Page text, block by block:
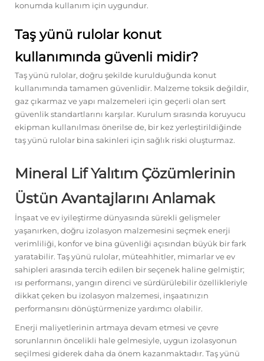
konumda kullanım için uygundur.
Taş yünü rulolar konut
kullanımında güvenli midir?
Taş yünü rulolar, doğru şekilde kurulduğunda konut
kullanımında tamamen güvenlidir. Malzeme toksik değildir,
gaz çıkarmaz ve yapı malzemeleri için geçerli olan sert
güvenlik standartlarını karşılar. Kurulum sırasında koruyucu
ekipman kullanılması önerilse de, bir kez yerleştirildiğinde
taş yünü rulolar bina sakinleri için sağlık riski oluşturmaz.
Mineral Lif Yalıtım Çözümlerinin
Üstün Avantajlarını Anlamak
İnşaat ve ev iyileştirme dünyasında sürekli gelişmeler
yaşanırken, doğru izolasyon malzemesini seçmek enerji
verimliliği, konfor ve bina güvenliği açısından büyük bir fark
yaratabilir. Taş yünü rulolar, müteahhitler, mimarlar ve ev
sahipleri arasında tercih edilen bir seçenek haline gelmiştir;
ısı performansı, yangın direnci ve sürdürülebilir özellikleriyle
dikkat çeken bu izolasyon malzemesi, inşaatınızın
performansını dönüştürmenize yardımcı olabilir.
Enerji maliyetlerinin artmaya devam etmesi ve çevre
sorunlarının öncelikli hale gelmesiyle, uygun izolasyonun
seçilmesi giderek daha da önem kazanmaktadır. Taş yünü